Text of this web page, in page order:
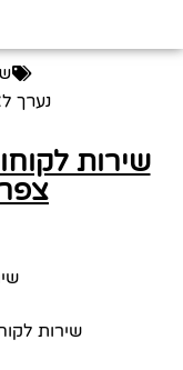
נערך
שירות
שירות לקוחות